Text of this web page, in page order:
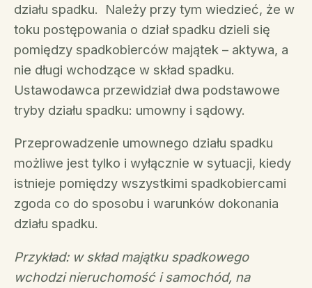
działu spadku. Należy przy tym wiedzieć, że w
toku postępowania o dział spadku dzieli się
pomiędzy spadkobierców majątek – aktywa, a
nie długi wchodzące w skład spadku.
Ustawodawca przewidział dwa podstawowe
tryby działu spadku: umowny i sądowy.
Przeprowadzenie umownego działu spadku
możliwe jest tylko i wyłącznie w sytuacji, kiedy
istnieje pomiędzy wszystkimi spadkobiercami
zgoda co do sposobu i warunków dokonania
działu spadku.
Przykład: w skład majątku spadkowego
wchodzi nieruchomość i samochód, na